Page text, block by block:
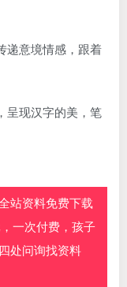
递意境情感，跟着
呈现汉字的美，笔
站资料免费下载
一次付费，孩子
处问询找资料